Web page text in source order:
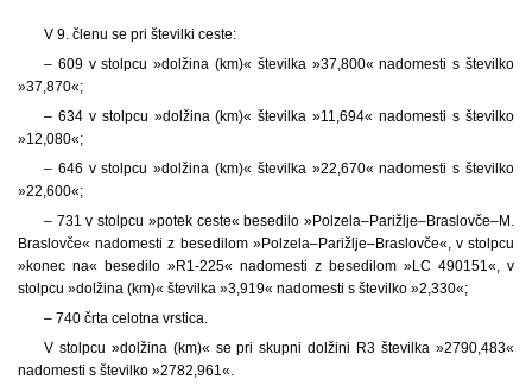
V 9. členu se pri številki ceste:
– 609 v stolpcu »dolžina (km)« številka »37,800« nadomesti s številko
»37,870«;
– 634 v stolpcu »dolžina (km)« številka »11,694« nadomesti s številko
»12,080«;
– 646 v stolpcu »dolžina (km)« številka »22,670« nadomesti s številko
»22,600«;
– 731 v stolpcu »potek ceste« besedilo »Polzela–Parižlje–Braslovče–M.
Braslovče« nadomesti z besedilom »Polzela–Parižlje–Braslovče«, v stolpcu
»konec na« besedilo »R1-225« nadomesti z besedilom »LC 490151«, v
stolpcu »dolžina (km)« številka »3,919« nadomesti s številko »2,330«;
– 740 črta celotna vrstica.
V stolpcu »dolžina (km)« se pri skupni dolžini R3 številka »2790,483«
nadomesti s številko »2782,961«.